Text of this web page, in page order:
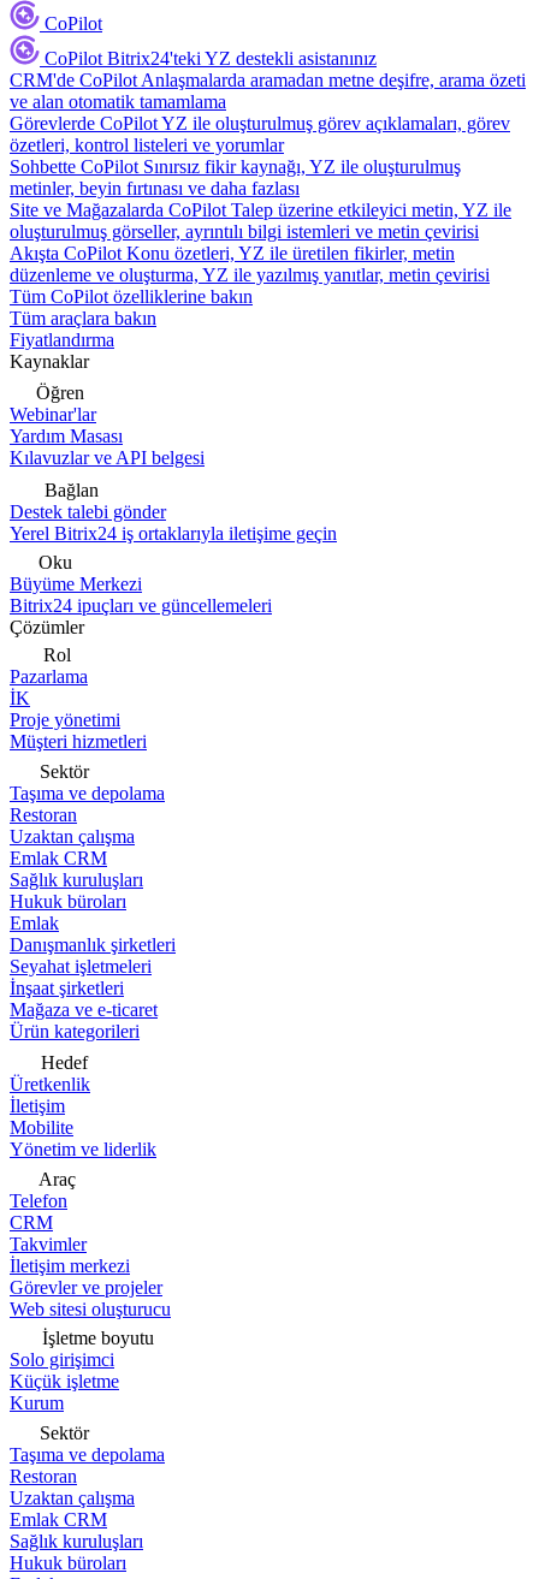
CoPilot
CoPilot Bitrix24'teki YZ destekli asistanınız
CRM'de CoPilot Anlaşmalarda aramadan metne deşifre, arama özeti
ve alan otomatik tamamlama
Görevlerde CoPilotYZ ile oluşturulmuş görev açıklamaları, görev
özetleri, kontrol listeleri ve yorumlar
Sohbette CoPilot Sınırsız fikir kaynağı, YZ ile oluşturulmuş
metinler, beyin fırtınası ve daha fazlası
Site ve Mağazalarda CoPilot Talep üzerine etkileyici metin, YZ ile
oluşturulmuş görseller, ayrıntılı bilgi istemleri ve metin çevirisi
Akışta CoPilot Konu özetleri, YZ ile üretilen fikirler, metin
düzenleme ve oluşturma, YZ ile yazılmış yanıtlar, metin çevirisi
Tüm CoPilot özelliklerine bakın
Tüm araçlara bakın
Fiyatlandırma
Kaynaklar
Öğren
Webinar'lar
Yardım Masası
Kılavuzlar ve API belgesi
Bağlan
Destek talebi gönder
Yerel Bitrix24 iş ortaklarıyla iletişime geçin
Oku
Büyüme Merkezi
Bitrix24 ipuçları ve güncellemeleri
Çözümler
Rol
Pazarlama
İK
Proje yönetimi
Müşteri hizmetleri
Sektör
Taşıma ve depolama
Restoran
Uzaktan çalışma
Emlak CRM
Sağlık kuruluşları
Hukuk büroları
Emlak
Danışmanlık şirketleri
Seyahat işletmeleri
İnşaat şirketleri
Mağaza ve e-ticaret
Ürün kategorileri
Hedef
Üretkenlik
İletişim
Mobilite
Yönetim ve liderlik
Araç
Telefon
CRM
Takvimler
İletişim merkezi
Görevler ve projeler
Web sitesi oluşturucu
İşletme boyutu
Solo girişimci
Küçük işletme
Kurum
Sektör
Taşıma ve depolama
Restoran
Uzaktan çalışma
Emlak CRM
Sağlık kuruluşları
Hukuk büroları